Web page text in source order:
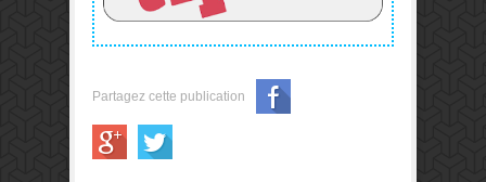
Partagez cette publication